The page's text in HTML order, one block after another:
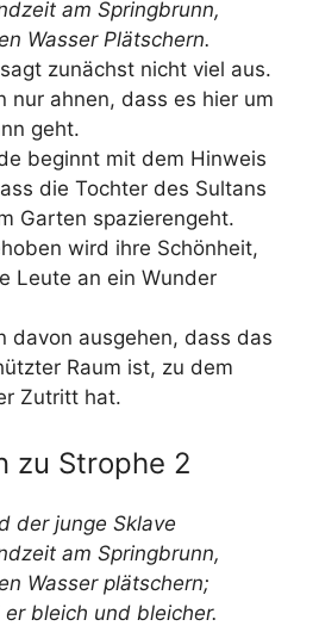
am Springbrunn,
Wasser Plätschern.
zunächst nicht viel aus.
nur ahnen, dass es hier um
geht.
beginnt mit dem Hinweis
die Tochter des Sultans
Garten spazierengeht.
wird ihre Schönheit,
Leute an ein Wunder
davon ausgehen, dass das
Raum ist, zu dem
Zutritt hat.
zu Strophe 2
der junge Sklave
am Springbrunn,
Wasser plätschern;
bleich und bleicher.